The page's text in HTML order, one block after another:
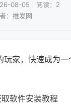
08-05｜阅读：2
：推发网
家，快速成为一
软件安装教程